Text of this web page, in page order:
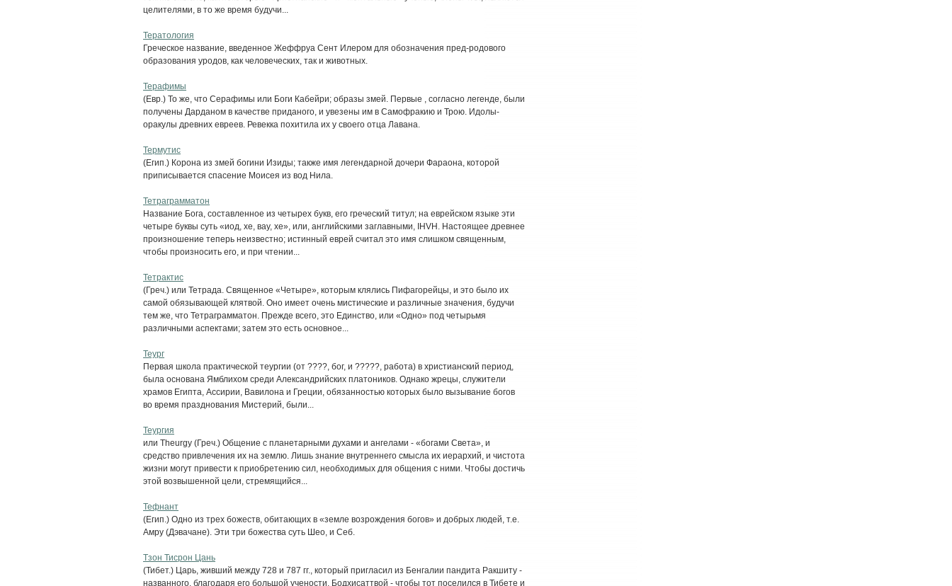
целителями, в то же время будучи...
Тератология
Греческое название, введенное Жеффруа Сент Илером для обозначения пред-родового
образования уродов, как человеческих, так и животных.
Терафимы
(Евр.) То же, что Серафимы или Боги Кабейри; образы змей. Первые , согласно легенде, были
получены Дарданом в качестве приданого, и увезены им в Самофракию и Трою. Идолы-
оракулы древних евреев. Ревекка похитила их у своего отца Лавана.
Термутис
(Егип.) Корона из змей богини Изиды; также имя легендарной дочери Фараона, которой
приписывается спасение Моисея из вод Нила.
Тетраграмматон
Название Бога, составленное из четырех букв, его греческий титул; на еврейском языке эти
четыре буквы суть «иод, хе, вау, хе», или, английскими заглавными, IHVH. Настоящее древнее
произношение теперь неизвестно; истинный еврей считал это имя слишком священным,
чтобы произносить его, и при чтении...
Тетрактис
(Греч.) или Тетрада. Священное «Четыре», которым клялись Пифагорейцы, и это было их
самой обязывающей клятвой. Оно имеет очень мистические и различные значения, будучи
тем же, что Тетраграмматон. Прежде всего, это Единство, или «Одно» под четырьмя
различными аспектами; затем это есть основное...
Теург
Первая школа практической теургии (от ????, бог, и ?????, работа) в христианский период,
была основана Ямблихом среди Александрийских платоников. Однако жрецы, служители
храмов Египта, Ассирии, Вавилона и Греции, обязанностью которых было вызывание богов
во время празднования Мистерий, были...
Теургия
или Theurgy (Греч.) Общение с планетарными духами и ангелами - «богами Света», и
средство привлечения их на землю. Лишь знание внутреннего смысла их иерархий, и чистота
жизни могут привести к приобретению сил, необходимых для общения с ними. Чтобы достичь
этой возвышенной цели, стремящийся...
Тефнант
(Егип.) Одно из трех божеств, обитающих в «земле возрождения богов» и добрых людей, т.е.
Амру (Дэвачане). Эти три божества суть Шео, и Себ.
Тзон Тисрон Цань
(Тибет.) Царь, живший между 728 и 787 гг., который пригласил из Бенгалии пандита Ракшиту -
названного, благодаря его большой учености, Бодхисаттвой - чтобы тот поселился в Тибете и